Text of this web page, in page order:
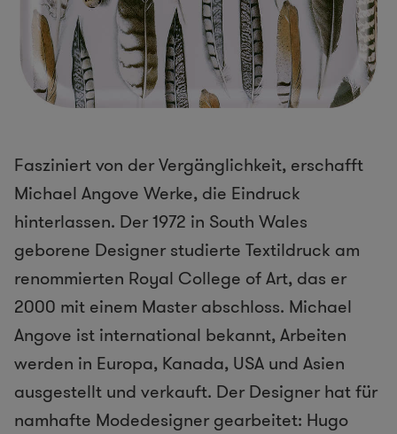
Fasziniert von der Vergänglichkeit, erschafft
Michael Angove Werke, die Eindruck
hinterlassen. Der 1972 in South Wales
geborene Designer studierte Textildruck am
renommierten Royal College of Art, das er
2000 mit einem Master abschloss. Michael
Angove ist international bekannt, Arbeiten
werden in Europa, Kanada, USA und Asien
ausgestellt und verkauft. Der Designer hat für
namhafte Modedesigner gearbeitet: Hugo